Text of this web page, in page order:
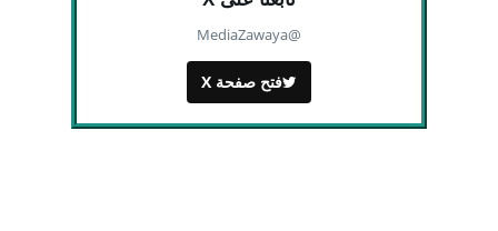
@MediaZawaya
فتح صفحة X